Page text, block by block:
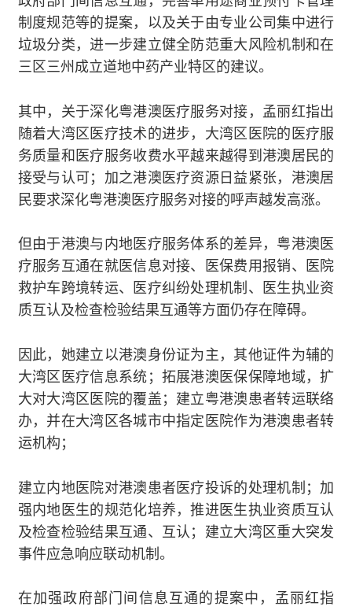
制度规范等的提案，以及关于由专业公司集中进行
垃圾分类，进一步建立健全防范重大风险机制和在
三区三州成立道地中药产业特区的建议。
其中，关于深化粤港澳医疗服务对接，孟丽红指出
随着大湾区医疗技术的进步，大湾区医院的医疗服
务质量和医疗服务收费水平越来越得到港澳居民的
接受与认可；加之港澳医疗资源日益紧张，港澳居
民要求深化粤港澳医疗服务对接的呼声越发高涨。
但由于港澳与内地医疗服务体系的差异，粤港澳医
疗服务互通在就医信息对接、医保费用报销、医院
救护车跨境转运、医疗纠纷处理机制、医生执业资
质互认及检查检验结果互通等方面仍存在障碍。
因此，她建立以港澳身份证为主，其他证件为辅的
大湾区医疗信息系统；拓展港澳医保保障地域，扩
大对大湾区医院的覆盖；建立粤港澳患者转运联络
办，并在大湾区各城市中指定医院作为港澳患者转
运机构；
建立内地医院对港澳患者医疗投诉的处理机制；加
强内地医生的规范化培养，推进医生执业资质互认
及检查检验结果互通、互认；建立大湾区重大突发
事件应急响应联动机制。
在加强政府部门间信息互通的提案中，孟丽红指